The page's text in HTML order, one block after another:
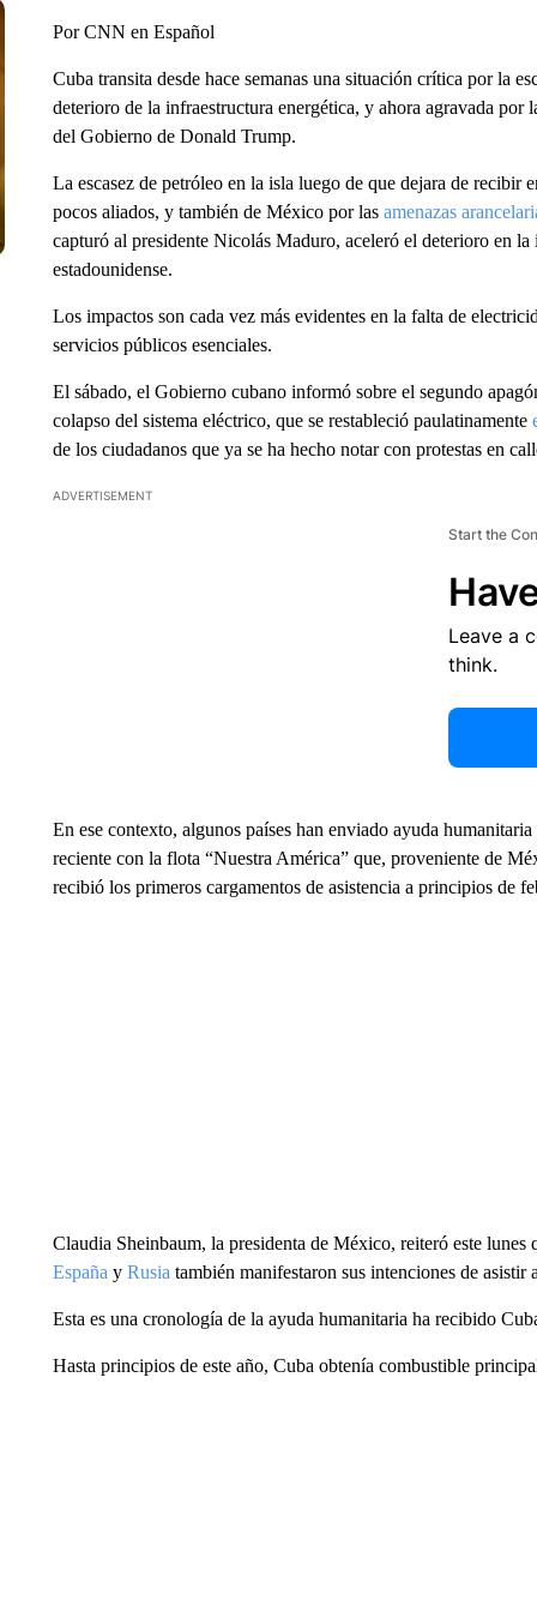
Por CNN en Español
Cuba transita desde hace semanas una situación crítica por la
deterioro de la infraestructura energética, y ahora agravada
del Gobierno de Donald Trump.
La escasez de petróleo en la isla luego de que dejara de
pocos aliados, y también de México por las amenazas
capturó al presidente Nicolás Maduro, aceleró el deterioro en la
estadounidense.
Los impactos son cada vez más evidentes en la falta de
servicios públicos esenciales.
El sábado, el Gobierno cubano informó sobre el segundo
colapso del sistema eléctrico, que se restableció paulatinamente
de los ciudadanos que ya se ha hecho notar con protestas en
ADVERTISEMENT
Start the
Leave a
think.
En ese contexto, algunos países han enviado ayuda
reciente con la flota “Nuestra América” que, proveniente de
recibió los primeros cargamentos de asistencia a principios de
Claudia Sheinbaum, la presidenta de México, reiteró este
España y Rusia también manifestaron sus intenciones de asistir
Esta es una cronología de la ayuda humanitaria ha recibido
Hasta principios de este año, Cuba obtenía combustible